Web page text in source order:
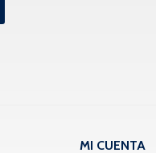
MI CUENTA